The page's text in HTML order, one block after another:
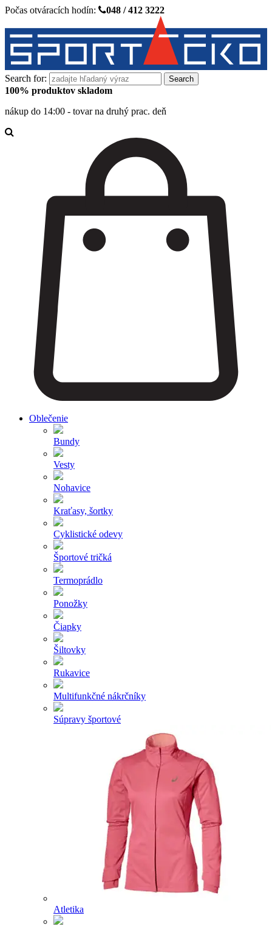
Počas otváracích hodín: 048 / 412 3222
Search for:
100% produktov skladom
nákup do 14:00 - tovar na druhý prac. deň
Oblečenie
Bundy
Vesty
Nohavice
Kraťasy, šortky
Cyklistické odevy
Športové tričká
Termoprádlo
Ponožky
Čiapky
Šiltovky
Rukavice
Multifunkčné nákrčníky
Súpravy športové
Atletika